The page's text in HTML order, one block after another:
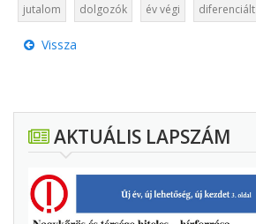
jutalom
dolgozók év végi diferenciált
Vissza
AKTUÁLIS LAPSZÁM